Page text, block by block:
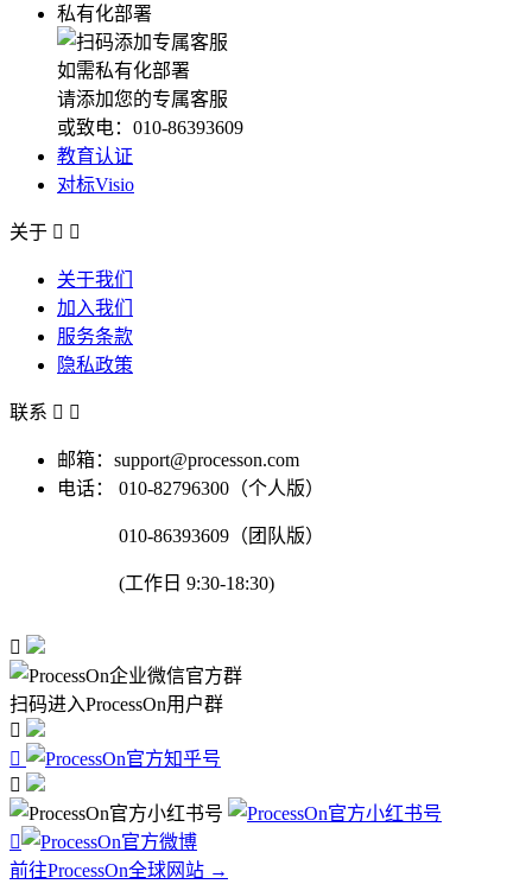
私有化部署
如需私有化部署
请添加您的专属客服
或致电：010-86393609
教育认证
对标Visio
关于  
关于我们
加入我们
服务条款
隐私政策
联系  
邮箱：support@processon.com
电话：
010-82796300（个人版）
010-86393609（团队版）
(工作日 9:30-18:30)

扫码进入ProcessOn用户群




前往ProcessOn全球网站 →